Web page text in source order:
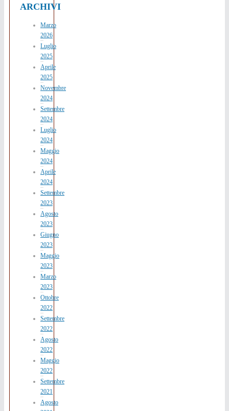
ARCHIVI
Marzo
2026
Luglio
2025
Aprile
2025
Novembre
2024
Settembre
2024
Luglio
2024
Maggio
2024
Aprile
2024
Settembre
2023
Agosto
2023
Giugno
2023
Maggio
2023
Marzo
2023
Ottobre
2022
Settembre
2022
Agosto
2022
Maggio
2022
Settembre
2021
Agosto